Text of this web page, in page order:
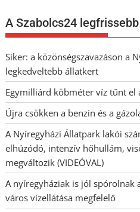
A Szabolcs24
Siker: a közönségszavazáson a
legkedveltebb állatkert
Egymilliárd köbméter víz tűnt el
Újra csökken a benzin és a
A Nyíregyházi Állatpark lakói
elhúzódó, intenzív hőhullám,
megváltozik (VIDEÓVAL)
A nyíregyháziak is jól spórolnak
város vízellátása megfelelő